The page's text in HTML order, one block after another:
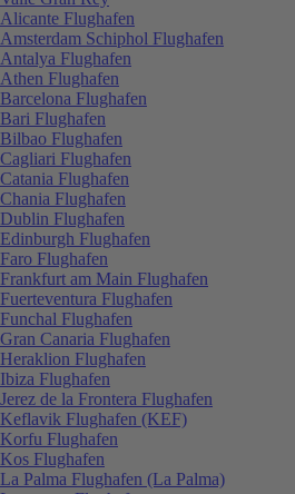
Alicante Flughafen
Amsterdam Schiphol Flughafen
Antalya Flughafen
Athen Flughafen
Barcelona Flughafen
Bari Flughafen
Bilbao Flughafen
Cagliari Flughafen
Catania Flughafen
Chania Flughafen
Dublin Flughafen
Edinburgh Flughafen
Faro Flughafen
Frankfurt am Main Flughafen
Fuerteventura Flughafen
Funchal Flughafen
Gran Canaria Flughafen
Heraklion Flughafen
Ibiza Flughafen
Jerez de la Frontera Flughafen
Keflavik Flughafen (KEF)
Korfu Flughafen
Kos Flughafen
La Palma Flughafen (La Palma)